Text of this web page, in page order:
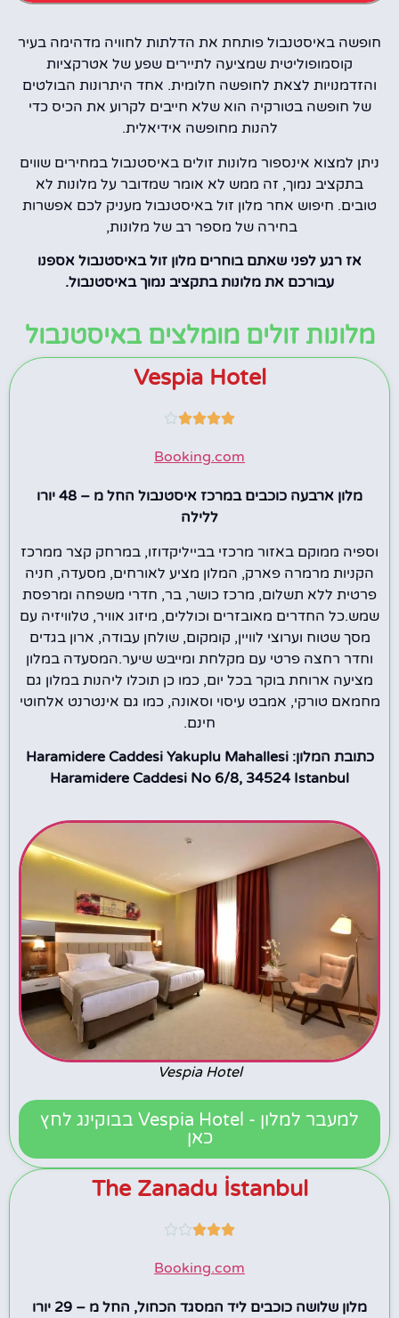
חופשה באיסטנבול פותחת את הדלתות לחוויה מדהימה בעיר
קוסמופוליטית שמציעה לתיירים שפע של אטרקציות
והזדמנויות לצאת לחופשה חלומית. אחד היתרונות הבולטים
של חופשה בטורקיה הוא שלא חייבים לקרוע את הכיס כדי
להנות מחופשה אידיאלית.
ניתן למצוא אינספור מלונות זולים באיסטנבול במחירים שווים
בתקציב נמוך, זה ממש לא אומר שמדובר על מלונות לא
טובים. חיפוש אחר מלון זול באיסטנבול מעניק לכם אפשרות
בחירה של מספר רב של מלונות,
אז רגע לפני שאתם בוחרים מלון זול באיסטנבול אספנו
עבורכם את מלונות בתקציב נמוך באיסטנבול.
מלונות זולים מומלצים באיסטנבול
Vespia Hotel





Booking.com
מלון ארבעה כוכבים במרכז איסטנבול החל מ – 48 יורו
ללילה
וספיה ממוקם באזור מרכזי בבייליקדוזו, במרחק קצר ממרכז
הקניות מרמרה פארק, המלון מציע לאורחים, מסעדה, חניה
פרטית ללא תשלום, מרכז כושר, בר, חדרי משפחה ומרפסת
שמש.כל החדרים מאובזרים וכוללים, מיזוג אוויר, טלוויזיה עם
מסך שטוח וערוצי לוויין, קומקום, שולחן עבודה, ארון בגדים
וחדר רחצה פרטי עם מקלחת ומייבש שיער.המסעדה במלון
מציעה ארוחת בוקר בכל יום, כמו כן תוכלו ליהנות במלון גם
מחמאם טורקי, אמבט עיסוי וסאונה, כמו גם אינטרנט אלחוטי
חינם.
כתובת המלון: Haramidere Caddesi Yakuplu Mahallesi
Haramidere Caddesi No 6/8, 34524 Istanbul
Vespia Hotel
למעבר למלון - Vespia Hotel בבוקינג לחץ
כאן
The Zanadu İstanbul





Booking.com
מלון שלושה כוכבים ליד המסגד הכחול, החל מ – 29 יורו